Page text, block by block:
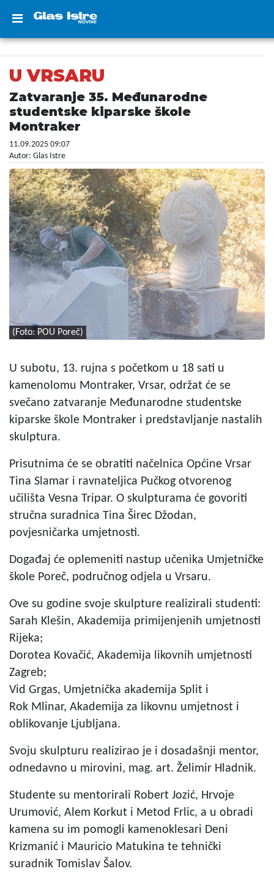
U VRSARU
Zatvaranje 35. Međunarodne
studentske kiparske škole
Montraker
11.09.2025 09:07
Autor: Glas Istre
(Foto: POU Poreč)
U subotu, 13. rujna s početkom u 18 sati u
kamenolomu Montraker, Vrsar, održat će se
svečano zatvaranje Međunarodne studentske
kiparske škole Montraker i predstavljanje nastalih
skulptura.
Prisutnima će se obratiti načelnica Općine Vrsar
Tina Slamar i ravnateljica Pučkog otvorenog
učilišta Vesna Tripar. O skulpturama će govoriti
stručna suradnica Tina Širec Džodan,
povjesničarka umjetnosti.
Događaj će oplemeniti nastup učenika Umjetničke
škole Poreč, područnog odjela u Vrsaru.
Ove su godine svoje skulpture realizirali studenti:
Sarah Klešin, Akademija primijenjenih umjetnosti
Rijeka;
Dorotea Kovačić, Akademija likovnih umjetnosti
Zagreb;
Vid Grgas, Umjetnička akademija Split i
Rok Mlinar, Akademija za likovnu umjetnost i
oblikovanje Ljubljana.
Svoju skulpturu realizirao je i dosadašnji mentor,
odnedavno u mirovini, mag. art. Želimir Hladnik.
Studente su mentorirali Robert Jozić, Hrvoje
Urumović, Alem Korkut i Metod Frlic, a u obradi
kamena su im pomogli kamenoklesari Deni
Krizmanić i Mauricio Matukina te tehnički
suradnik Tomislav Šalov.